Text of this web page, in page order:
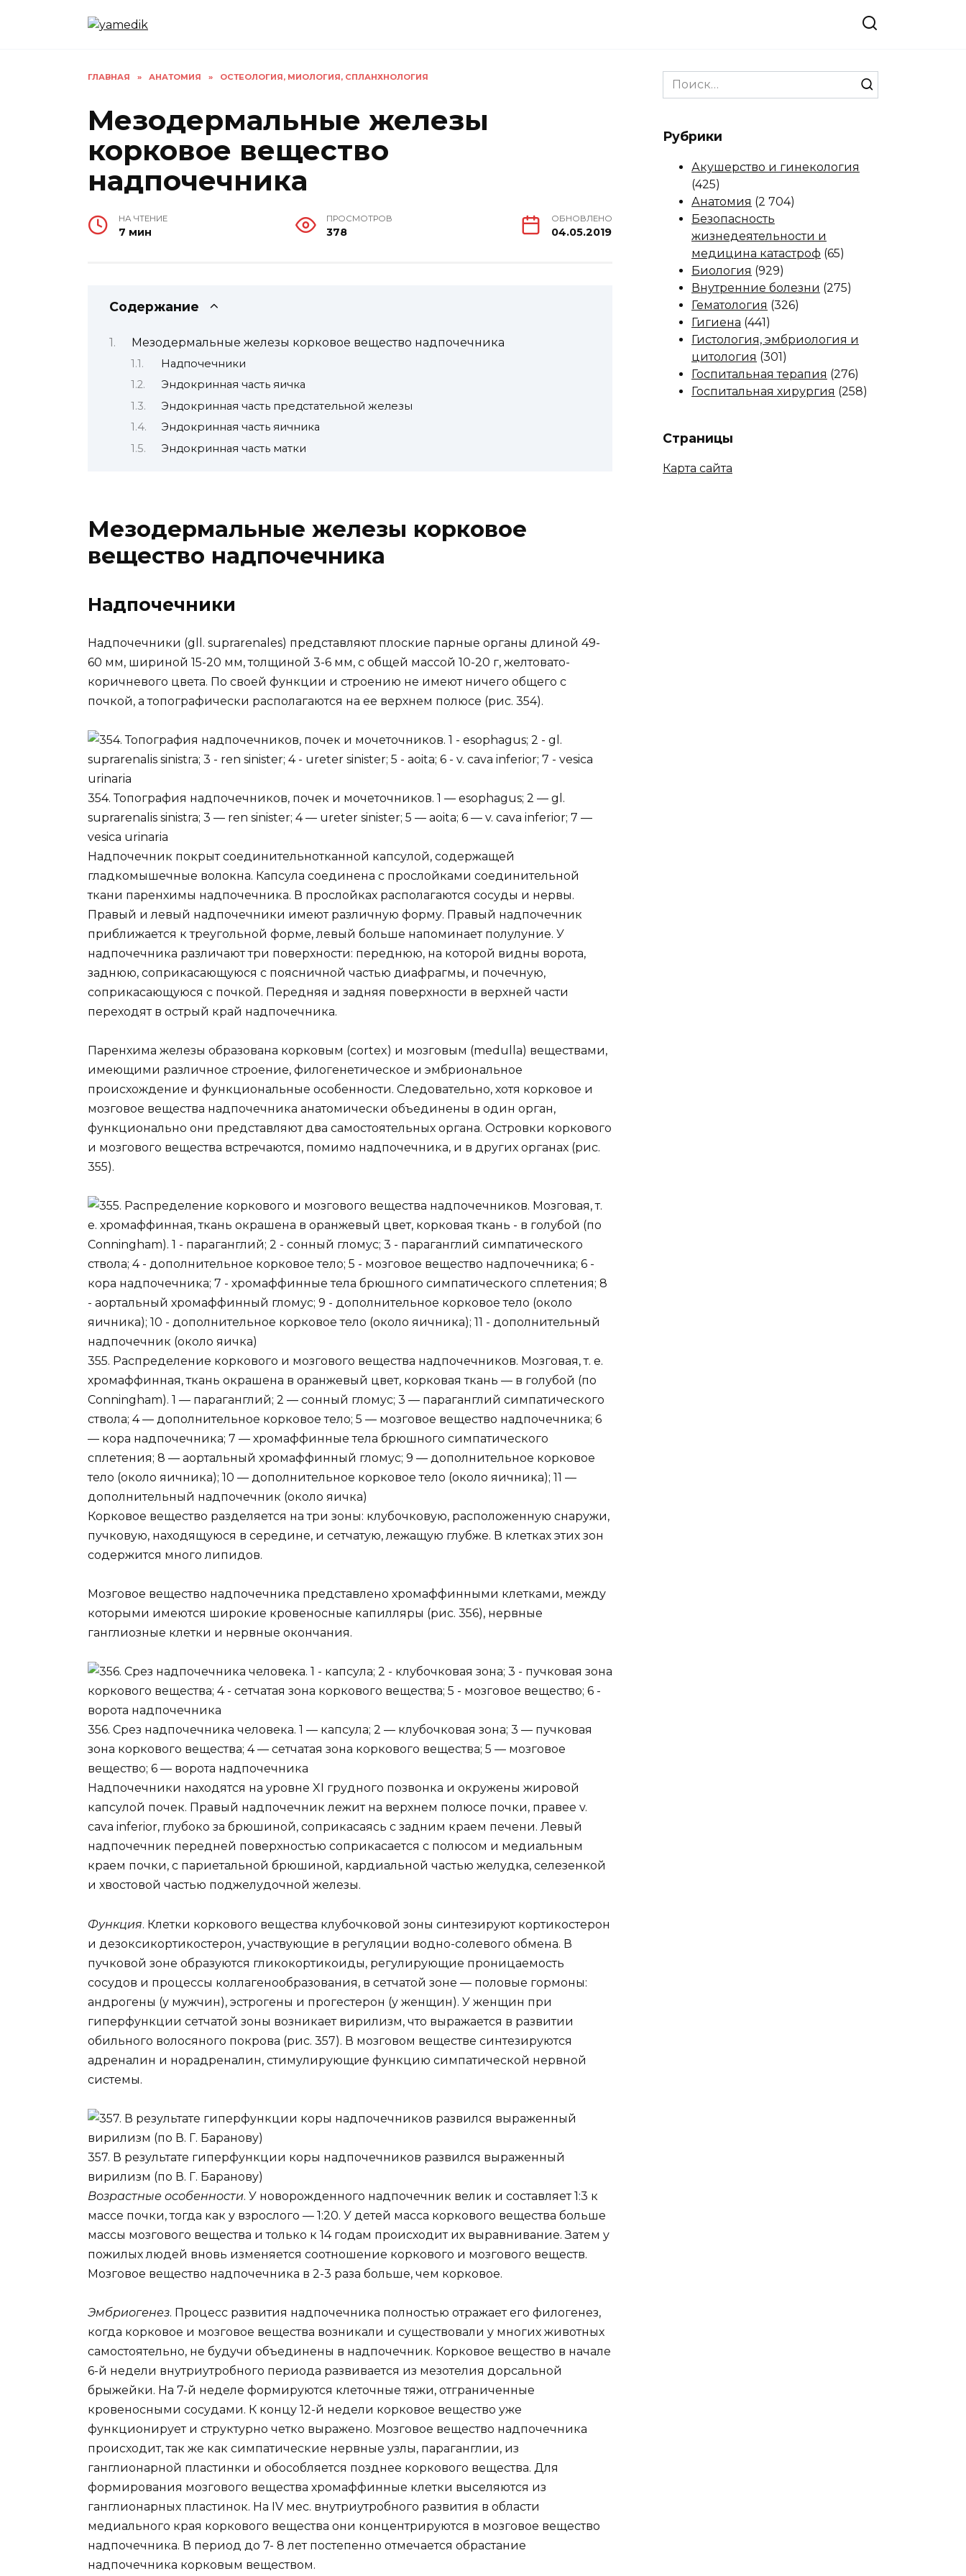
ГЛАВНАЯ » АНАТОМИЯ » ОСТЕОЛОГИЯ, МИОЛОГИЯ, СПЛАНХНОЛОГИЯ
Мезодермальные железы
корковое вещество
надпочечника
НА ЧТЕНИЕ
7 мин
ПРОСМОТРОВ
378
ОБНОВЛЕНО
04.05.2019
Содержание
Мезодермальные железы корковое вещество надпочечника
Надпочечники
Эндокринная часть яичка
Эндокринная часть предстательной железы
Эндокринная часть яичника
Эндокринная часть матки
Мезодермальные железы корковое
вещество надпочечника
Надпочечники
Надпочечники (gll. suprarenales) представляют плоские парные органы длиной 49-
60 мм, шириной 15-20 мм, толщиной 3-6 мм, с общей массой 10-20 г, желтовато-
коричневого цвета. По своей функции и строению не имеют ничего общего с
почкой, а топографически располагаются на ее верхнем полюсе (рис. 354).
354. Топография надпочечников, почек и мочеточников. 1 — esophagus; 2 — gl.
suprarenalis sinistra; 3 — ren sinister; 4 — ureter sinister; 5 — aoita; 6 — v. cava inferior; 7 —
vesica urinaria
Надпочечник покрыт соединительнотканной капсулой, содержащей
гладкомышечные волокна. Капсула соединена с прослойками соединительной
ткани паренхимы надпочечника. В прослойках располагаются сосуды и нервы.
Правый и левый надпочечники имеют различную форму. Правый надпочечник
приближается к треугольной форме, левый больше напоминает полулуние. У
надпочечника различают три поверхности: переднюю, на которой видны ворота,
заднюю, соприкасающуюся с поясничной частью диафрагмы, и почечную,
соприкасающуюся с почкой. Передняя и задняя поверхности в верхней части
переходят в острый край надпочечника.
Паренхима железы образована корковым (cortex) и мозговым (medulla) веществами,
имеющими различное строение, филогенетическое и эмбриональное
происхождение и функциональные особенности. Следовательно, хотя корковое и
мозговое вещества надпочечника анатомически объединены в один орган,
функционально они представляют два самостоятельных органа. Островки коркового
и мозгового вещества встречаются, помимо надпочечника, и в других органах (рис.
355).
355. Распределение коркового и мозгового вещества надпочечников. Мозговая, т. е.
хромаффинная, ткань окрашена в оранжевый цвет, корковая ткань — в голубой (по
Conningham). 1 — параганглий; 2 — сонный гломус; 3 — параганглий симпатического
ствола; 4 — дополнительное корковое тело; 5 — мозговое вещество надпочечника; 6
— кора надпочечника; 7 — хромаффинные тела брюшного симпатического
сплетения; 8 — аортальный хромаффинный гломус; 9 — дополнительное корковое
тело (около яичника); 10 — дополнительное корковое тело (около яичника); 11 —
дополнительный надпочечник (около яичка)
Корковое вещество разделяется на три зоны: клубочковую, расположенную снаружи,
пучковую, находящуюся в середине, и сетчатую, лежащую глубже. В клетках этих зон
содержится много липидов.
Мозговое вещество надпочечника представлено хромаффинными клетками, между
которыми имеются широкие кровеносные капилляры (рис. 356), нервные
ганглиозные клетки и нервные окончания.
356. Срез надпочечника человека. 1 — капсула; 2 — клубочковая зона; 3 — пучковая
зона коркового вещества; 4 — сетчатая зона коркового вещества; 5 — мозговое
вещество; 6 — ворота надпочечника
Надпочечники находятся на уровне XI грудного позвонка и окружены жировой
капсулой почек. Правый надпочечник лежит на верхнем полюсе почки, правее v.
cava inferior, глубоко за брюшиной, соприкасаясь с задним краем печени. Левый
надпочечник передней поверхностью соприкасается с полюсом и медиальным
краем почки, с париетальной брюшиной, кардиальной частью желудка, селезенкой
и хвостовой частью поджелудочной железы.
Функция. Клетки коркового вещества клубочковой зоны синтезируют кортикостерон
и дезоксикортикостерон, участвующие в регуляции водно-солевого обмена. В
пучковой зоне образуются гликокортикоиды, регулирующие проницаемость
сосудов и процессы коллагенообразования, в сетчатой зоне — половые гормоны:
андрогены (у мужчин), эстрогены и прогестерон (у женщин). У женщин при
гиперфункции сетчатой зоны возникает вирилизм, что выражается в развитии
обильного волосяного покрова (рис. 357). В мозговом веществе синтезируются
адреналин и норадреналин, стимулирующие функцию симпатической нервной
системы.
357. В результате гиперфункции коры надпочечников развился выраженный
вирилизм (по В. Г. Баранову)
Возрастные особенности. У новорожденного надпочечник велик и составляет 1:3 к
массе почки, тогда как у взрослого — 1:20. У детей масса коркового вещества больше
массы мозгового вещества и только к 14 годам происходит их выравнивание. Затем у
пожилых людей вновь изменяется соотношение коркового и мозгового веществ.
Мозговое вещество надпочечника в 2-3 раза больше, чем корковое.
Эмбриогенез. Процесс развития надпочечника полностью отражает его филогенез,
когда корковое и мозговое вещества возникали и существовали у многих животных
самостоятельно, не будучи объединены в надпочечник. Корковое вещество в начале
6-й недели внутриутробного периода развивается из мезотелия дорсальной
брыжейки. На 7-й неделе формируются клеточные тяжи, отграниченные
кровеносными сосудами. К концу 12-й недели корковое вещество уже
функционирует и структурно четко выражено. Мозговое вещество надпочечника
происходит, так же как симпатические нервные узлы, параганглии, из
ганглионарной пластинки и обособляется позднее коркового вещества. Для
формирования мозгового вещества хромаффинные клетки выселяются из
ганглионарных пластинок. На IV мес. внутриутробного развития в области
медиального края коркового вещества они концентрируются в мозговое вещество
надпочечника. В период до 7- 8 лет постепенно отмечается обрастание
надпочечника корковым веществом.
Search
for:
Рубрики
Акушерство и гинекология
(425)
Анатомия (2 704)
Безопасность
жизнедеятельности и
медицина катастроф (65)
Биология (929)
Внутренние болезни (275)
Гематология (326)
Гигиена (441)
Гистология, эмбриология и
цитология (301)
Госпитальная терапия (276)
Госпитальная хирургия (258)
Страницы
Карта сайта